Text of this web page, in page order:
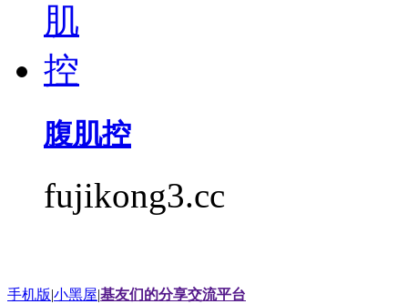
腹肌控
fujikong3.cc
手机版|小黑屋|基友们的分享交流平台